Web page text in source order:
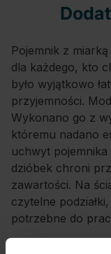
Pojemnik z
dla każdego, kto
było wyjątkowo
przyjemności.
Wykonano go z
któremu nadano
uchwyt pojemnika
dzióbek chroni
zawartości. Na
czytelne
potrzebne do